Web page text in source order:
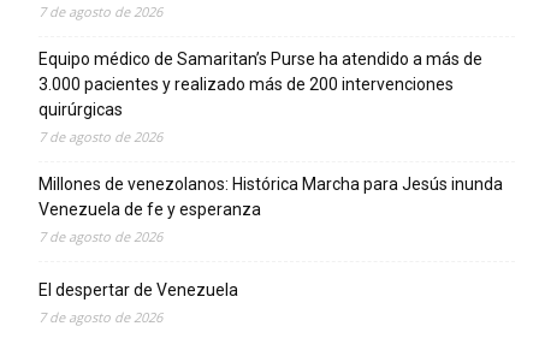
7 de agosto de 2026
Equipo médico de Samaritan’s Purse ha atendido a más de
3.000 pacientes y realizado más de 200 intervenciones
quirúrgicas
7 de agosto de 2026
Millones de venezolanos: Histórica Marcha para Jesús inunda
Venezuela de fe y esperanza
7 de agosto de 2026
El despertar de Venezuela
7 de agosto de 2026